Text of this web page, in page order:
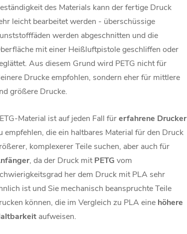
des Materials kann der fertige Druck
leicht bearbeitet werden - überschüssige
werden abgeschnitten und die
mit einer Heißluftpistole geschliffen oder
Aus diesem Grund wird PETG nicht für
Drucke empfohlen, sondern eher für mittlere
größere Drucke.
Material ist auf jeden Fall fürerfahrene Drucker
empfehlen, die ein haltbares Material für den Druck
komplexerer Teile suchen, aber auch für
, da der Druck mitPETG vom
her dem Druck mit PLA sehr
ist und Sie mechanisch beanspruchte Teile
können, die im Vergleich zu PLA eine höhere
aufweisen.